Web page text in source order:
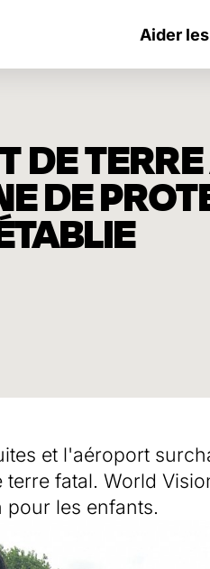
Aider
DE
DE
et l'aéroport
terre fatal. World
les enfants.